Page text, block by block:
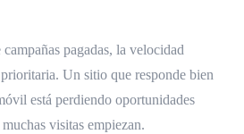
campañas pagadas, la velocidad
Un sitio que responde bien
está perdiendo oportunidades
visitas empiezan.